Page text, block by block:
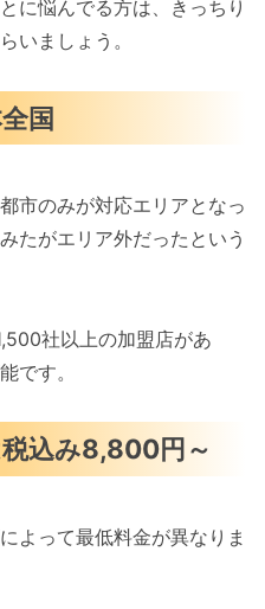
に悩んでる方は、きっちり
いましょう。
国
市のみが対応エリアとなっ
たがエリア外だったという
社以上の加盟店があ
です。
込み8,800円～
よって最低料金が異なりま